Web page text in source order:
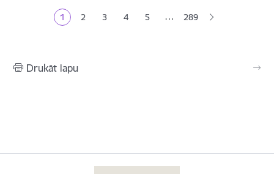
Pašreizējā lapa
1 Lapa
2 Lapa
3 Lapa
4 Lapa
5 … 289
Drukāt lapu